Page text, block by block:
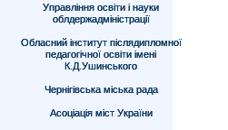
Управління освіти і науки
облдержадміністрації
Обласний інститут післядипломної
педагогічної освіти імені
К.Д.Ушинського
Чернігівська міська рада
Асоціація міст України